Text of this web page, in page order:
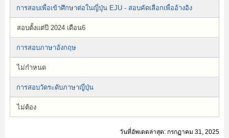
การสอบเพื่อเข้าศึกษาต่อในญี่ปุ่น EJU - สอบคัดเลือกเพื่ออ้างอิง
สอบตั้งแต่ปี 2024 เดือน6
การสอบภาษาอังกฤษ
ไม่กำหนด
การสอบวัดระดับภาษาญี่ปุ่น
ไม่ต้อง
วันที่อัพเดตล่าสุด: กรกฏาคม 31, 2025